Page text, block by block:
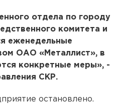
отдела по городу
комитета и
еженедельные
ОАО «Металлист», в
конкретные меры», -
СКР.
остановлено.